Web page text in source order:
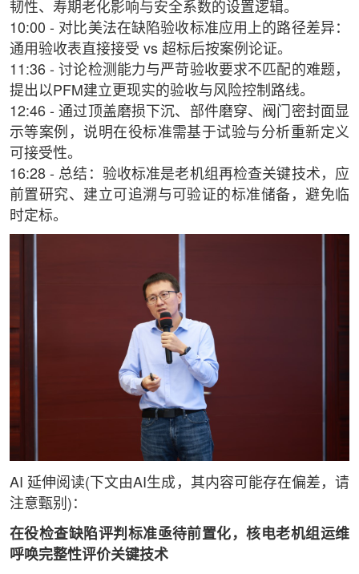
韧性、寿期老化影响与安全系数的设置逻辑。
10:00 - 对比美法在缺陷验收标准应用上的路径差异：
通用验收表直接接受 vs 超标后按案例论证。
11:36 - 讨论检测能力与严苛验收要求不匹配的难题，
提出以PFM建立更现实的验收与风险控制路线。
12:46 - 通过顶盖磨损下沉、部件磨穿、阀门密封面显
示等案例，说明在役标准需基于试验与分析重新定义
可接受性。
16:28 - 总结：验收标准是老机组再检查关键技术，应
前置研究、建立可追溯与可验证的标准储备，避免临
时定标。
AI 延伸阅读(下文由AI生成，其内容可能存在偏差，请
注意甄别)：
在役检查缺陷评判标准亟待前置化，核电老机组运维
呼唤完整性评价关键技术